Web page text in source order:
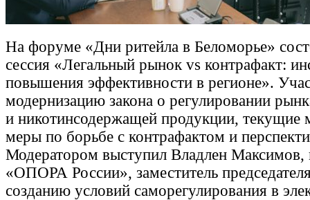
На форуме «Дни ритейла в Беломорье»
сессия «Легальный рынок vs контрафакт:
повышения эффективности в регионе».
модернизацию закона о регулировании
и никотинсодержащей продукции, текущие
меры по борьбе с контрафактом и
Модератором выступил Владлен Максимов,
«ОПОРА России», заместитель
созданию условий саморегулирования в